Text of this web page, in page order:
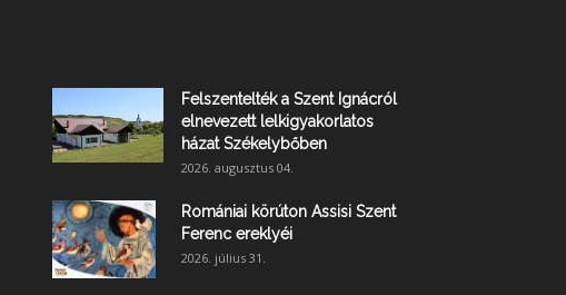
Felszentelték a Szent Ignácról
elnevezett lelkigyakorlatos
házat Székelybőben
2026. augusztus 04.
Romániai körúton Assisi Szent
Ferenc ereklyéi
2026. július 31.